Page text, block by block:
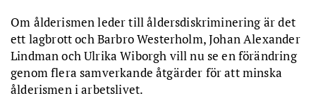
Om ålderismen leder till åldersdiskriminering är det
ett lagbrott och Barbro Westerholm, Johan Alexander
Lindman och Ulrika Wiborgh vill nu se en förändring
genom flera samverkande åtgärder för att minska
ålderismen i arbetslivet.